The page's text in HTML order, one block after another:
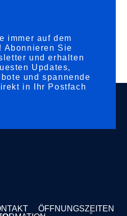
immer auf dem
Abonnieren Sie
und erhalten
Updates,
und spannende
in Ihr Postfach
ÖFFNUNGSZEITEN